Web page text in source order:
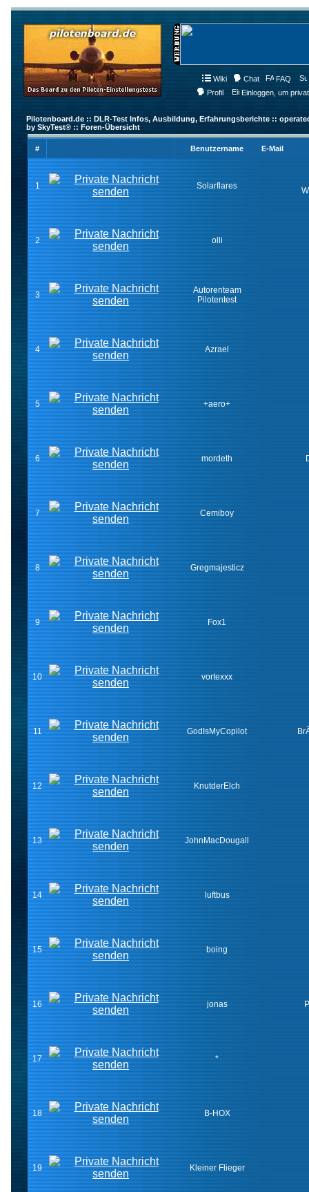
Wiki Chat FAQ
Profil
Einloggen, um
Pilotenboard.de :: DLR-Test Infos, Ausbildung, Erfahrungsberichte ::
by SkyTest® :: Foren-Übersicht
# Benutzername E-Mail
1 Solarflares
2 olli
3
Autorenteam
Pilotentest
4 Azrael
5 +aero+
6 mordeth
7 Cemiboy
8 Gregmajesticz
9 Fox1
10 vortexxx
11 GodIsMyCopilot
12 KnutderElch
13 JohnMacDougall
14 luftbus
15 boing
16 jonas
17 *
18 B-HOX
19 Kleiner Flieger